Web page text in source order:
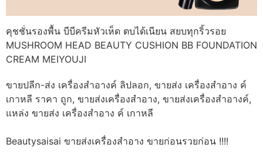
คุชชั่นรองพื้น บีบีครีมหัวเห็ด ตบได้เนียน สยบทุกริ้วรอย
MUSHROOM HEAD BEAUTY CUSHION BB FOUNDATION
CREAM MEIYOUJI
ขายปลีก-ส่ง เครื่องสำอางค์ ลิปลอก, ขายส่ง เครื่องสำอาง ค์
เกาหลี ราคา ถูก, ขายส่งเครื่องสำอาง, ขายส่งเครื่องสำอางค์,
แหล่ง ขายส่ง เครื่องสำอาง ค์ เกาหลี
Beautysaisai ขายส่งเครื่องสำอาง ขายก่อนรวยก่อน !!!!